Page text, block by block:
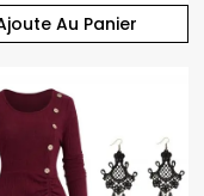
Au Panier